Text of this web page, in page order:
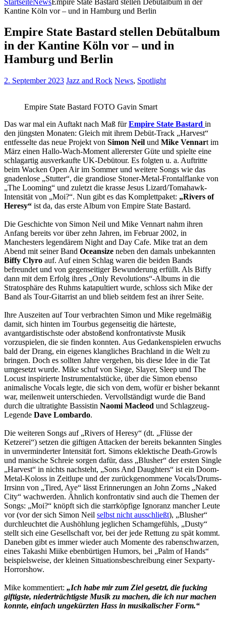
Kantine Köln vor – und in Hamburg und Berlin
Empire State Bastard stellen Debütalbum
in der Kantine Köln vor – und in
Hamburg und Berlin
2. September 2023 Jazz and Rock News, Spotlight
Empire State Bastard FOTO Gavin Smart
Das war mal ein Auftakt nach Maß fürEmpire State Bastard in
den jüngsten Monaten: Gleich mit ihrem Debüt-Track „Harvest“
entfesselte das neue Projekt von Simon Neil und Mike Vennart im
März einen Hallo-Wach-Moment allererster Güte und spielte eine
schlagartig ausverkaufte UK-Debütour. Es folgten u. a. Auftritte
beim Wacken Open Air im Sommer und weitere Songs wie das
gnadenlose „Stutter“, die grandiose Stoner-Metal-Frontalflanke von
„The Looming“ und zuletzt die krasse Jesus Lizard/Tomahawk-
Intensität von „Moi?“. Nun gibt es das Komplettpaket: „Rivers of
Heresy“ ist da, das erste Album von Empire State Bastard.
Die Geschichte von Simon Neil und Mike Vennart nahm ihren
Anfang bereits vor über zehn Jahren, im Februar 2002, in
Manchesters legendärem Night and Day Cafe. Mike trat an dem
Abend mit seiner Band Oceansize neben den damals unbekannten
Biffy Clyro auf. Auf einen Schlag waren die beiden Bands
befreundet und von gegenseitiger Bewunderung erfüllt. Als Biffy
dann mit dem Erfolg ihres „Only Revolutions“-Albums in die
Stratosphäre des Ruhms katapultiert wurde, schloss sich Mike der
Band als Tour-Gitarrist an und blieb seitdem fest an ihrer Seite.
Ihre Auszeiten auf Tour verbrachten Simon und Mike regelmäßig
damit, sich hinten im Tourbus gegenseitig die härteste,
avantgardistischste oder abstoßend konfrontativste Musik
vorzuspielen, die sie finden konnten. Aus Gedankenspielen erwuchs
bald der Drang, ein eigenes klangliches Brachland in die Welt zu
bringen. Doch es sollten Jahre vergehen, bis diese Idee in die Tat
umgesetzt wurde. Mike schuf von Siege, Slayer, Sleep und The
Locust inspirierte Instrumentalstücke, über die Simon ebenso
animalische Vocals legte, die sich von dem, wofür er bisher bekannt
war, meilenweit unterschieden. Vervollständigt wurde die Band
durch die ultratighte Bassistin Naomi Macleod und Schlagzeug-
Legende Dave Lombardo.
Die weiteren Songs auf „Rivers of Heresy“ (dt. „Flüsse der
Ketzerei“) setzen die giftigen Attacken der bereits bekannten Singles
in unverminderter Intensität fort. Simons eklektische Death-Growls
und manische Schreie sorgen dafür, dass „Blusher“ der ersten Single
„Harvest“ in nichts nachsteht, „Sons And Daughters“ ist ein Doom-
Metal-Koloss in Zeitlupe und der zurückgenommene Vocals/Drums-
Irrsinn von „Tired, Aye“ lässt Erinnerungen an John Zorns „Naked
City“ wachwerden. Ähnlich konfrontativ sind auch die Themen der
Songs: „Moi?“ knöpft sich die starrköpfige Ignoranz mancher Leute
vor (vor der sich Simon Neil selbst nicht ausschließt), „Blusher“
durchleuchtet die Aushöhlung jeglichen Schamgefühls, „Dusty“
stellt sich eine Gesellschaft vor, bei der jede Rettung zu spät kommt.
Daneben gibt es immer wieder auch Momente des rabenschwarzen,
eines Takashi Miike ebenbürtigen Humors, bei „Palm of Hands“
beispielsweise, der kleinen Situationsbeschreibung einer Sexparty-
Horrorshow.
Mike kommentiert: „Ich habe mir zum Ziel gesetzt, die fucking
giftigste, niederträchtigste Musik zu machen, die ich nur machen
konnte, einfach ungekürzten Hass in musikalischer Form.“